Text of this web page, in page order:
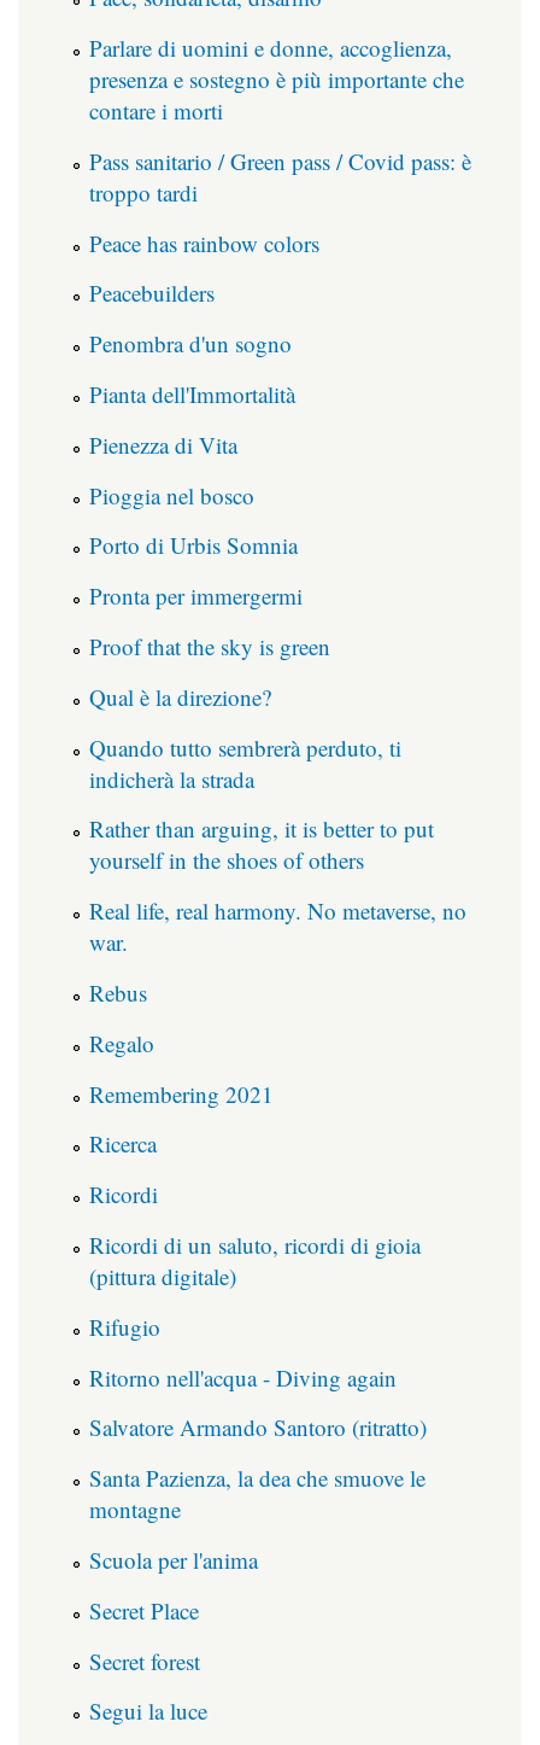
Parlare di uomini e donne, accoglienza,
presenza e sostegno è più importante che
contare i morti
Pass sanitario / Green pass / Covid pass: è
troppo tardi
Peace has rainbow colors
Peacebuilders
Penombra d'un sogno
Pianta dell'Immortalità
Pienezza di Vita
Pioggia nel bosco
Porto di Urbis Somnia
Pronta per immergermi
Proof that the sky is green
Qual è la direzione?
Quando tutto sembrerà perduto, ti
indicherà la strada
Rather than arguing, it is better to put
yourself in the shoes of others
Real life, real harmony. No metaverse, no
war.
Rebus
Regalo
Remembering 2021
Ricerca
Ricordi
Ricordi di un saluto, ricordi di gioia
(pittura digitale)
Rifugio
Ritorno nell'acqua - Diving again
Salvatore Armando Santoro (ritratto)
Santa Pazienza, la dea che smuove le
montagne
Scuola per l'anima
Secret Place
Secret forest
Segui la luce